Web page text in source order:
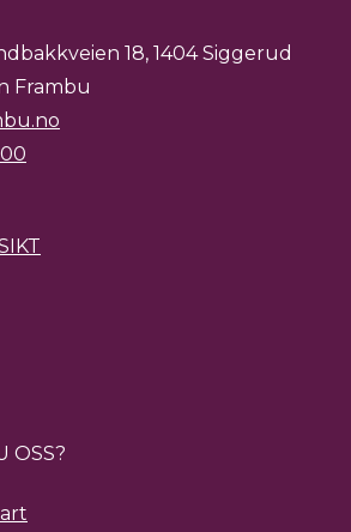
18, 1404 Siggerud
Frambu
OSS?